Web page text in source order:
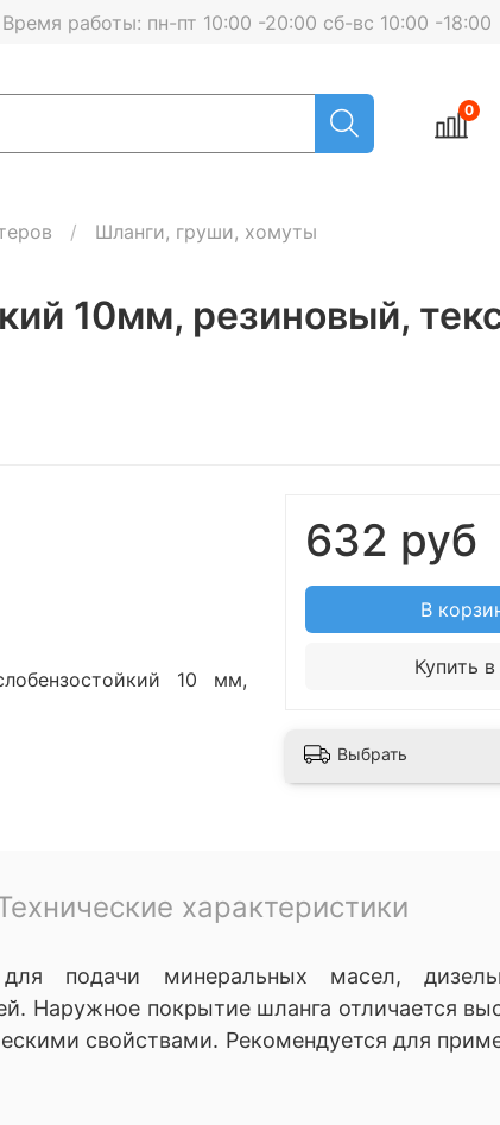
Время работы: пн-пт 10:00 -20:00 сб-вс 10:00 -18:00
0
Шланги, груши, хомуты
10мм, резиновый,
10 мм,
632 руб
В
Купить в
Выбрать
характеристики
подачи минеральных масел,
Наружное покрытие шланга отличается
свойствами. Рекомендуется для